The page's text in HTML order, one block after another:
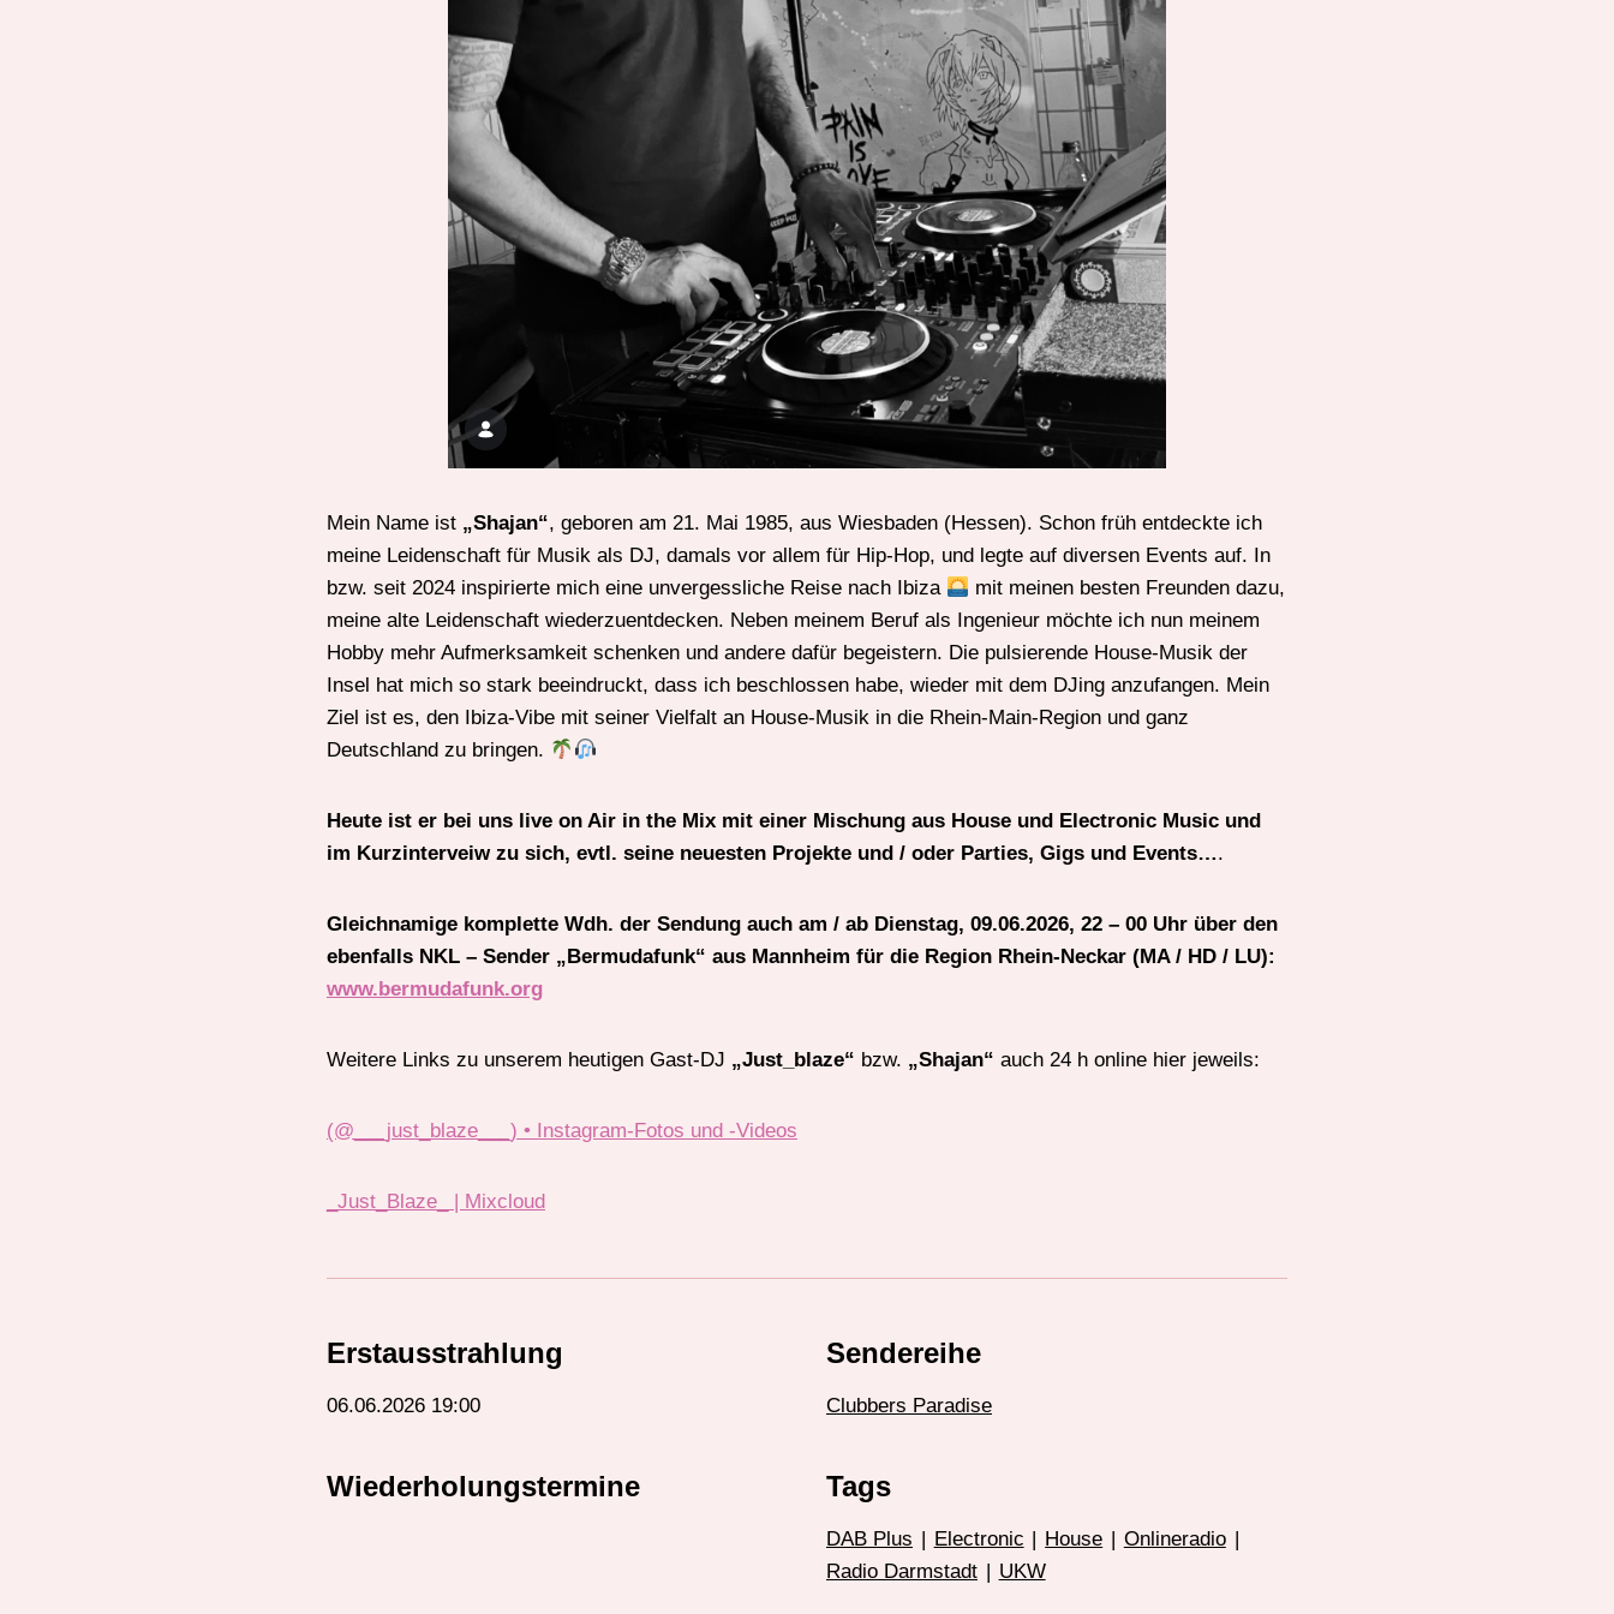
Mein Name ist „Shajan“, geboren am 21. Mai 1985, aus Wiesbaden (Hessen). Schon früh entdeckte ich
meine Leidenschaft für Musik als DJ, damals vor allem für Hip-Hop, und legte auf diversen Events auf. In
bzw. seit 2024 inspirierte mich eine unvergessliche Reise nach Ibiza
mit meinen besten Freunden dazu,
meine alte Leidenschaft wiederzuentdecken. Neben meinem Beruf als Ingenieur möchte ich nun meinem
Hobby mehr Aufmerksamkeit schenken und andere dafür begeistern. Die pulsierende House-Musik der
Insel hat mich so stark beeindruckt, dass ich beschlossen habe, wieder mit dem DJing anzufangen. Mein
Ziel ist es, den Ibiza-Vibe mit seiner Vielfalt an House-Musik in die Rhein-Main-Region und ganz
Deutschland zu bringen.
Heute ist er bei uns live on Air in the Mix mit einer Mischung aus House und Electronic Music und
im Kurzinterveiw zu sich, evtl. seine neuesten Projekte und / oder Parties, Gigs und Events….
Gleichnamige komplette Wdh. der Sendung auch am / ab Dienstag, 09.06.2026, 22 – 00 Uhr über den
ebenfalls NKL – Sender „Bermudafunk“ aus Mannheim für die Region Rhein-Neckar (MA / HD / LU):
www.bermudafunk.org
Weitere Links zu unserem heutigen Gast-DJ „Just_blaze“ bzw. „Shajan“ auch 24 h online hier jeweils:
(@___just_blaze___) • Instagram-Fotos und -Videos
_Just_Blaze_ | Mixcloud
Erstausstrahlung
06.06.2026 19:00
Wiederholungstermine
Sendereihe
Clubbers Paradise
Tags
DAB Plus Electronic House Onlineradio
Radio Darmstadt
UKW